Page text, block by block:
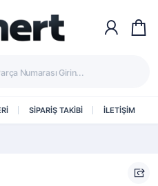
SİPARİŞ TAKİBİ İLETİŞİM